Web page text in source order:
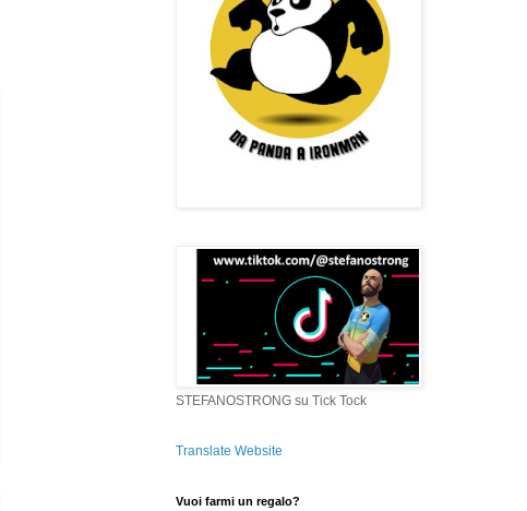
STEFANOSTRONG su Tick Tock
Translate Website
Vuoi farmi un regalo?